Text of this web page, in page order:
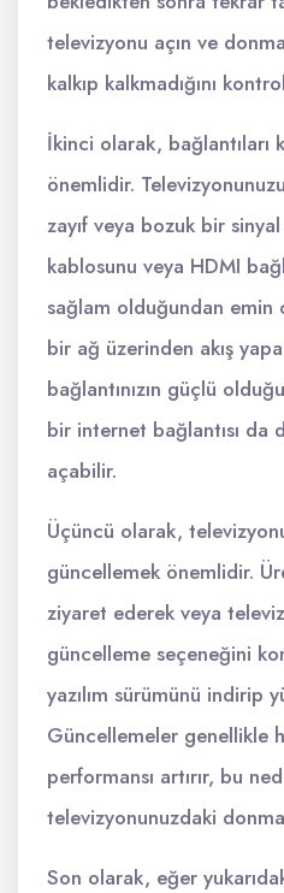
televizyonu açın ve
kalkıp kalkmadığını
İkinci olarak, bağlantıları
önemlidir.
zayıf veya bozuk bir
kablosunu veya HDMI
sağlam olduğundan emin
bir ağ üzerinden akış
bağlantınızın güçlü
bir internet bağlantısı da
açabilir.
Üçüncü olarak,
güncellemek önemlidir.
ziyaret ederek veya
güncelleme seçeneğini
yazılım sürümünü indirip
Güncellemeler genellikle
performansı artırır, bu
televizyonunuzdaki
Son olarak, eğer